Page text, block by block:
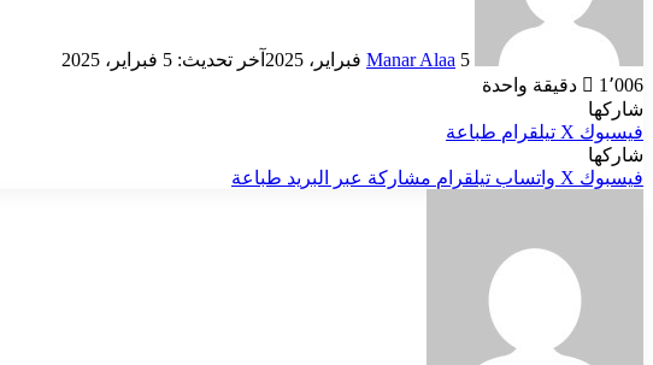
Manar Alaa 5 فبراير، 2025
آخر تحديث: 5 فبراير، 2025
1٬006
دقيقة واحدة
شاركها
فيسبوك ‫X تيلقرام طباعة
شاركها
فيسبوك ‫X واتساب تيلقرام مشاركة عبر البريد طباعة